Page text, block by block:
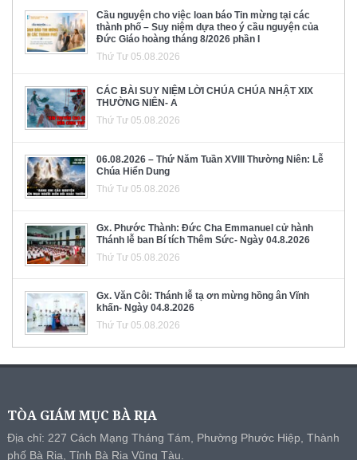
Cầu nguyện cho việc loan báo Tin mừng tại các
thành phố – Suy niệm dựa theo ý cầu nguyện của
Đức Giáo hoàng tháng 8/2026 phần I
Thứ Tư 05.08.2026
CÁC BÀI SUY NIỆM LỜI CHÚA CHÚA NHẬT XIX
THƯỜNG NIÊN- A
Thứ Tư 05.08.2026
06.08.2026 – Thứ Năm Tuần XVIII Thường Niên: Lễ
Chúa Hiển Dung
Thứ Tư 05.08.2026
Gx. Phước Thành: Đức Cha Emmanuel cử hành
Thánh lễ ban Bí tích Thêm Sức- Ngày 04.8.2026
Thứ Tư 05.08.2026
Gx. Văn Côi: Thánh lễ tạ ơn mừng hồng ân Vĩnh
khấn- Ngày 04.8.2026
Thứ Tư 05.08.2026
TÒA GIÁM MỤC BÀ RỊA
Địa chỉ: 227 Cách Mạng Tháng Tám, Phường Phước Hiệp, Thành
phố Bà Rịa, Tỉnh Bà Rịa Vũng Tàu.